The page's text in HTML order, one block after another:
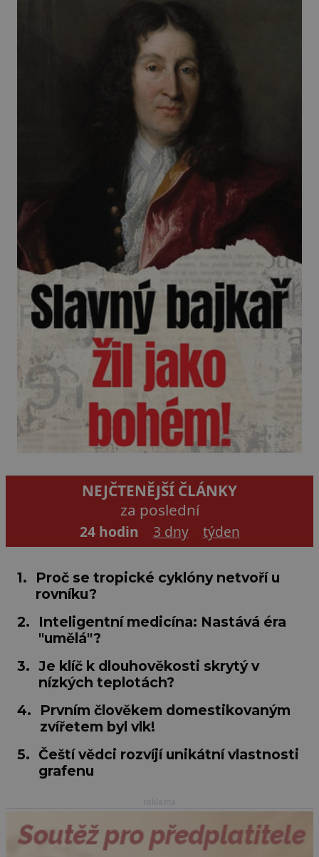
NEJČTENĚJŠÍ ČLÁNKY
za poslední
24 hodin 3 dny týden
1.
Proč se tropické cyklóny netvoří u
rovníku?
2.
Inteligentní medicína: Nastává éra
"umělá"?
3. Je klíč k dlouhověkosti skrytý v
nízkých teplotách?
4.
Prvním člověkem domestikovaným
zvířetem byl vlk!
5. Čeští vědci rozvíjí unikátní vlastnosti
grafenu